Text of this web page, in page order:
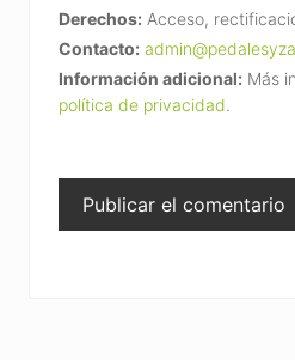
Derechos: Acceso,
Contacto:
Información adicional: Más
política de privacidad.